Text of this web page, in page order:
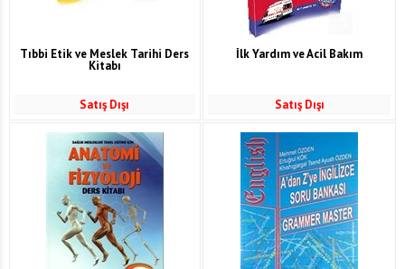
Tıbbi Etik ve Meslek Tarihi Ders
Kitabı
Satış Dışı
İlk Yardım ve Acil Bakım
Satış Dışı